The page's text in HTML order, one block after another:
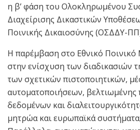
η β’ φάση του Ολοκληρωμένου
Διαχείρισης Δικαστικών
Ποινικής Δικαιοσύνης (ΟΣΔΔΥ-
Η παρέμβαση στο Εθνικό
στην ενίσχυση των διαδικασιών
των σχετικών πιστοποιητικών,
αυτοματοποιήσεων, βελτιωμένης
δεδομένων και
μητρώα και ευρωπαϊκά